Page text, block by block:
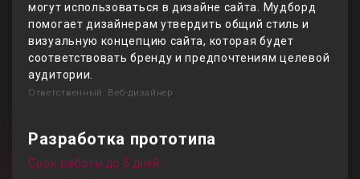
могут использоваться в дизайне сайта. Мудборд
помогает дизайнерам утвердить общий стиль и
визуальную концепцию сайта, которая будет
соответствовать бренду и предпочтениям целевой
аудитории.
Ответственный: Веб-дизайнер
Разработка прототипа
Срок работы до 5 дней